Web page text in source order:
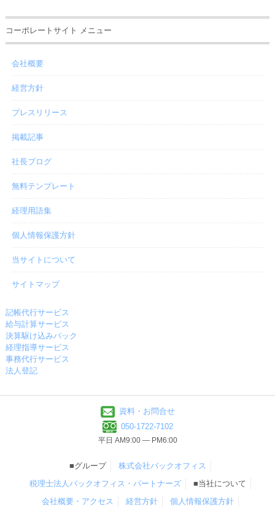
コーポレートサイト メニュー
会社概要
経営方針
プレスリリース
掲載記事
社長ブログ
無料テンプレート
経理用語集
個人情報保護方針
当サイトについて
サイトマップ
記帳代行サービス
給与計算サービス
決算駆け込みパック
経理指導サービス
事務代行サービス
法人登記
資料・お問合せ
050-1722-7102
平日 AM9:00 ― PM6:00
■グループ
株式会社バックオフィス
税理士法人バックオフィス・パートナーズ
■当社について
会社概要・アクセス
経営方針 個人情報保護方針